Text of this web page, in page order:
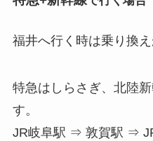
福井へ行く時は乗り換え
特急はしらさぎ、北陸
す。
JR岐阜駅 ⇒ 敦賀駅 ⇒